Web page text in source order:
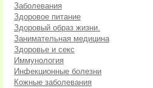
Заболевания
Здоровое питание
Здоровый образ жизни.
Занимательная медицина
Здоровье и секс
Иммунология
Инфекционные болезни
Кожные заболевания